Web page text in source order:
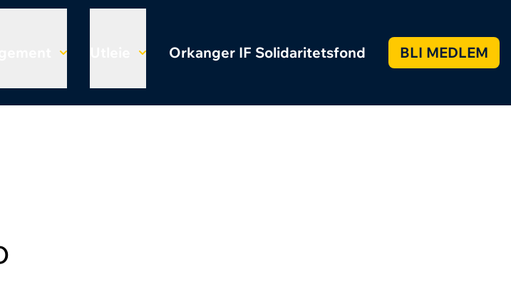
Orkanger IF Solidaritetsfond BLI MEDLEM